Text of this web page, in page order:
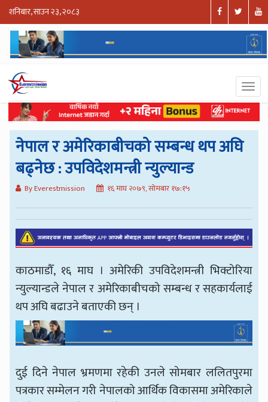
शनिबार, साउन २३, २०८३
नेपाल र अमेरिकाबीचको सम्बन्ध थप अघि
बढ्नेछ : उपविदेशमन्त्री न्युल्यान्ड
By Everestmission १६ माघ २०७९, सोमबार १७:१५
काठमाडौँ, १६ माघ । अमेरिकी उपविदेशमन्त्री भिक्टोरिया
न्युल्यान्डले नेपाल र अमेरिकाबीचको सम्बन्ध र सहकार्यलाई
थप अघि बढाउने बताएकी छन् ।
दुई दिने नेपाल भ्रमणमा रहेकी उनले सोमबार ललितपुरमा
पत्रकार सम्मेलन गरी नेपालको आर्थिक विकासमा अमेरिकाले